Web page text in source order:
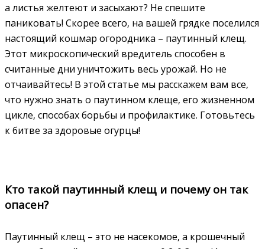
а листья желтеют и засыхают? Не спешите
паниковать! Скорее всего‚ на вашей грядке поселился
настоящий кошмар огородника – паутинный клещ.
Этот микроскопический вредитель способен в
считанные дни уничтожить весь урожай. Но не
отчаивайтесь! В этой статье мы расскажем вам все‚
что нужно знать о паутинном клеще‚ его жизненном
цикле‚ способах борьбы и профилактике. Готовьтесь
к битве за здоровые огурцы!
Кто такой паутинный клещ и почему он так
опасен?
Паутинный клещ – это не насекомое‚ а крошечный